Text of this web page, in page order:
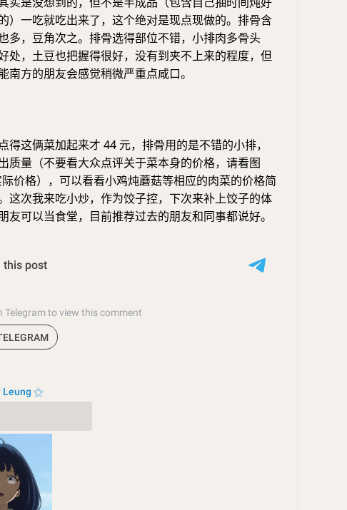
）一吃就吃出来了，这个绝对是现点现做的。排骨含
多，豆角次之。排骨选得部位不错，小排肉多骨头
处，土豆也把握得很好，没有到夹不上来的程度，但
南方的朋友会感觉稍微严重点咸口。
得这俩菜加起来才 44 元，排骨用的是不错的小排，
质量（不要看大众点评关于菜本身的价格，请看图
价格），可以看看小鸡炖蘑菇等相应的肉菜的价格简
这次我来吃小炒，作为饺子控，下次来补上饺子的体
友可以当食堂，目前推荐过去的朋友和同事都说好。